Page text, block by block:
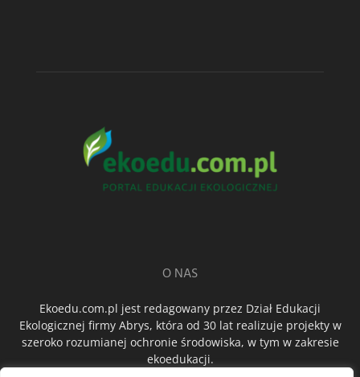
O NAS
Ekoedu.com.pl jest redagowany przez Dział Edukacji
Ekologicznej firmy Abrys, która od 30 lat realizuje projekty w
szeroko rozumianej ochronie środowiska, w tym w zakresie
ekoedukacji.